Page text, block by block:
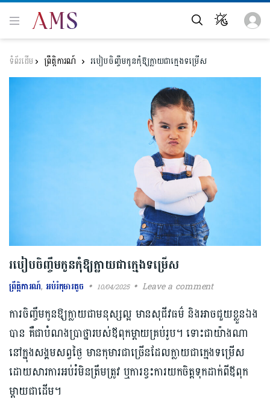
ព្រឹត្តិការណ៍ របៀបចិញ្ចឹមកូនកុំឱ្យក្លាយជាក្មេងទម្រើស
របៀបចិញ្ចឹមកូនកុំឱ្យក្លាយជាក្មេងទម្រើស
ព្រឹត្តិការណ៍, អប់រំកុមារតូច 10/04/2025 Leave a comment
ការចិញ្ចឹមកូនឱ្យក្លាយជាមនុស្សល្អ មានសុជីវធម៌ និងអាចជួយខ្លួនឯង
បាន គឺជាបំណងប្រាថ្នារបស់ឪពុកម្តាយគ្រប់រូប។ ទោះជាយ៉ាងណា
នៅក្នុងសង្គមសព្វថ្ងៃ មានកុមារជាច្រើនដែលក្លាយជាក្មេងទម្រើស
ដោយសារការអប់រំមិនត្រឹមត្រូវ ឬការខ្វះការយកចិត្តទុកដាក់ពីឪពុក
ម្តាយជាដើម។